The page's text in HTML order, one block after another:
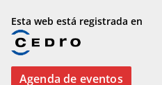
Esta web está registrada en
Agenda de eventos